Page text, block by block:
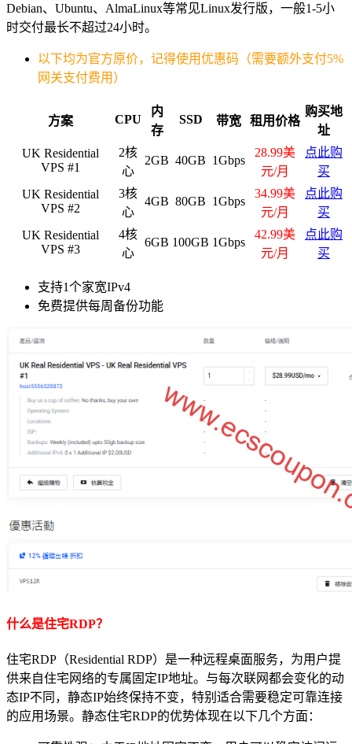
Debian、Ubuntu、AlmaLinux等常见Linux发行版，一般1-5小
时交付最长不超过24小时。
以下均为官方原价，记得使用优惠码（需要额外支付5%
网关支付费用）
方案 CPU
内
存
SSD 带宽 租用价格
购买地
址
UK Residential
VPS #1
2核
心
2GB 40GB 1Gbps
28.99美
元/月
点此购
买
UK Residential
VPS #2
3核
心
4GB 80GB 1Gbps
34.99美
元/月
点此购
买
UK Residential
VPS #3
4核
心
6GB 100GB 1Gbps
42.99美
元/月
点此购
买
支持1个家宽IPv4
免费提供每周备份功能
什么是住宅RDP？
住宅RDP（Residential RDP）是一种远程桌面服务，为用户提
供来自住宅网络的专属固定IP地址。与每次联网都会变化的动
态IP不同，静态IP始终保持不变，特别适合需要稳定可靠连接
的应用场景。静态住宅RDP的优势体现在以下几个方面：